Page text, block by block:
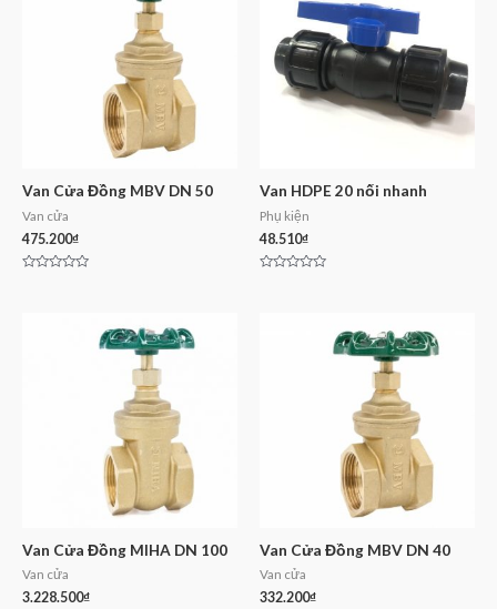
Van Cửa Đồng MBV DN 50
Van cửa
475.200₫
Van HDPE 20 nối nhanh
Phụ kiện
48.510₫
Van Cửa Đồng MIHA DN 100
Van cửa
3.228.500₫
Van Cửa Đồng MBV DN 40
Van cửa
332.200₫